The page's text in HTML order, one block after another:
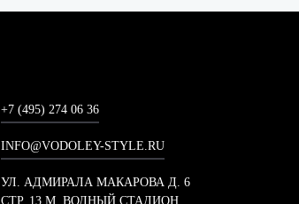
+7 (495) 274 06 36
INFO@VODOLEY-STYLE.RU
УЛ. АДМИРАЛА МАКАРОВА Д. 6
СТР. 13 М. ВОДНЫЙ СТАДИОН,